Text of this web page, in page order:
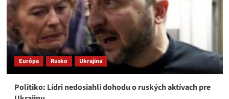
Ukrajine
vo
výške
90
miliárd
€
Európa Rusko Ukrajina
Politiko: Lídri nedosiahli dohodu o ruských aktívach pre